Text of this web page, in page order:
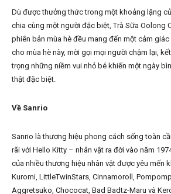
Dù được thưởng thức trong một khoảng lặng
chia cùng một người đặc biệt, Trà Sữa Oolong
phiên bản mùa hè đều mang đến một cảm giác
cho mùa hè này, mời gọi mọi người chậm lại,
trọng những niềm vui nhỏ bé khiến một ngày
thật đặc biệt.
Về Sanrio
Sanrio là thương hiệu phong cách sống toàn
rãi với Hello Kitty – nhân vật ra đời vào năm
của nhiều thương hiệu nhân vật được yêu mến
Kuromi, LittleTwinStars, Cinnamoroll,
Aggretsuko, Chococat, Bad Badtz-Maru và